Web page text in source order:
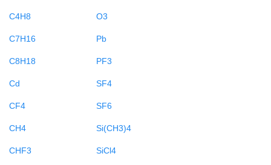
C4H8
C7H16
C8H18
Cd
CF4
CH4
CHF3
O3
Pb
PF3
SF4
SF6
Si(CH3)4
SiCl4